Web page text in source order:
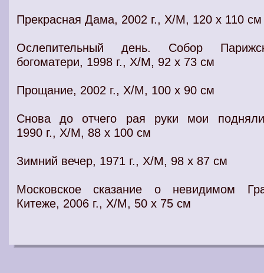
Прекрасная Дама, 2002 г., Х/М, 120 х 110 см
Ослепительный день. Собор
богоматери, 1998 г., Х/М, 92 х 73 см
Прощание, 2002 г., Х/М, 100 х 90 см
Снова до отчего рая руки мои
1990 г., Х/М, 88 х 100 см
Зимний вечер, 1971 г., Х/М, 98 х 87 см
Московское сказание о невидимом
Китеже, 2006 г., Х/М, 50 х 75 см